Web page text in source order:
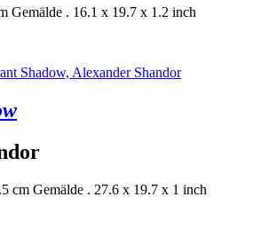
Gemälde . 16.1 x 19.7 x 1.2 inch
cm Gemälde . 27.6 x 19.7 x 1 inch